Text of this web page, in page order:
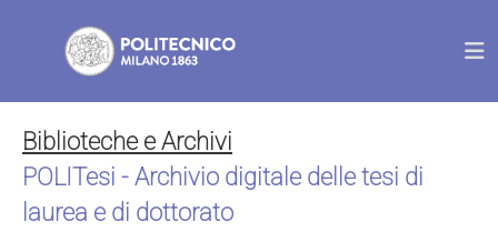
Biblioteche e Archivi
POLITesi - Archivio digitale delle tesi di
laurea e di dottorato